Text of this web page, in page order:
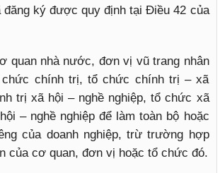
đăng ký được quy định tại Điều 42 của
quan nhà nước, đơn vị vũ trang nhân
chức chính trị, tổ chức chính trị – xã
trị xã hội – nghề nghiệp, tổ chức xã
– nghề nghiệp để làm toàn bộ hoặc
của doanh nghiệp, trừ trường hợp
của cơ quan, đơn vị hoặc tổ chức đó.